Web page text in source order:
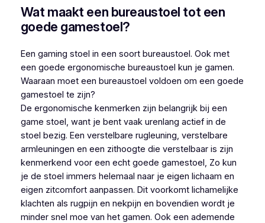
Wat maakt een bureaustoel tot een
goede gamestoel?
Een gaming stoel in een soort bureaustoel. Ook met
een goede ergonomische bureaustoel kun je gamen.
Waaraan moet een bureaustoel voldoen om een goede
gamestoel te zijn?
De ergonomische kenmerken zijn belangrijk bij een
game stoel, want je bent vaak urenlang actief in de
stoel bezig. Een verstelbare rugleuning, verstelbare
armleuningen en een zithoogte die verstelbaar is zijn
kenmerkend voor een echt goede gamestoel, Zo kun
je de stoel immers helemaal naar je eigen lichaam en
eigen zitcomfort aanpassen. Dit voorkomt lichamelijke
klachten als rugpijn en nekpijn en bovendien wordt je
minder snel moe van het gamen. Ook een ademende